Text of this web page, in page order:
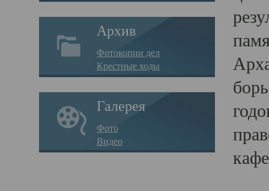
Архив
Фотокопии дел
Крестные ходы
Галерея
Фото
Видео